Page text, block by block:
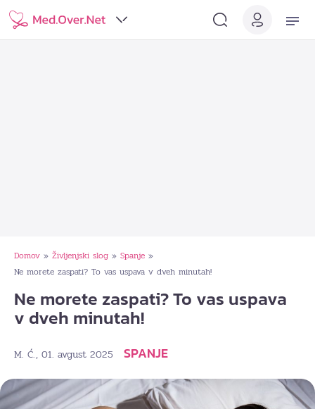
Domov » Življenjski slog » Spanje »
Ne morete zaspati? To vas uspava v dveh minutah!
Ne morete zaspati? To vas uspava
v dveh minutah!
M. Ć., 01. avgust 2025 SPANJE